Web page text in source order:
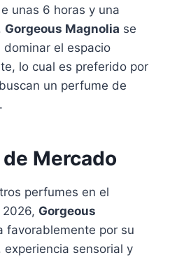
unas 6 horas y una
Gorgeous Magnolia se
el espacio
lo cual es preferido por
un perfume de
Mercado
perfumes en el
Gorgeous
favorablemente por su
sensorial y